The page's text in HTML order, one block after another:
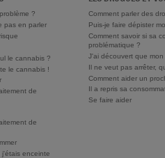
?
pas en parler
le cannabis ?
le cannabis !
de
de
enceinte
Comment parler des
Puis-je faire dépister
Comment savoir si sa
problématique ?
J'ai découvert que
Il ne veut pas arrêter,
Comment aider un
Il a repris sa
Se faire aider